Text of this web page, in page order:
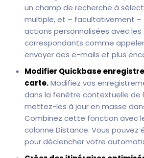
un champ de recherche à
multiple, et – facultativement –
actions personnalisées avec
correspondants comme
envoyer des e-mails et plus
Modifier Quickbase
carte.Modifiez vos
dans la fenêtre contextuelle de
mettez-les à jour en masse
Combinez cette fonction avec
colonne Distance. Vous pouvez
pour déclencher votre